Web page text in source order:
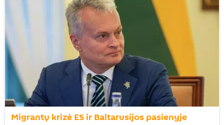
Migrantų krizė ES ir Baltarusijos pasienyje